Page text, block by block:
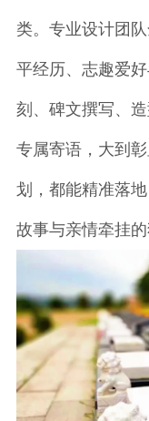
类。专业设计团
平经历、志趣爱
刻、碑文撰写、
专属寄语，大到
划，都能精准落
故事与亲情牵挂的